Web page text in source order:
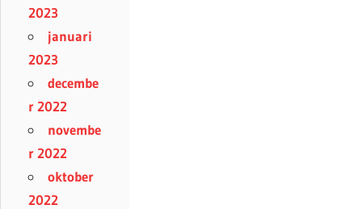
2023
januari
2023
decembe
r 2022
novembe
r 2022
oktober
2022